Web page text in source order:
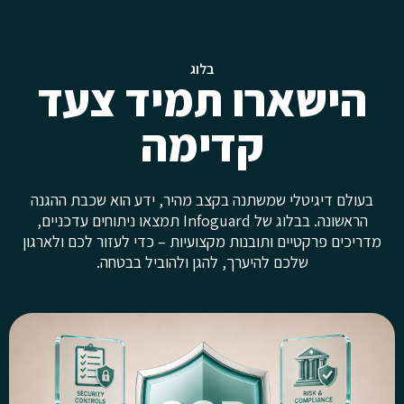
בלוג
הישארו תמיד צעד
קדימה
בעולם דיגיטלי שמשתנה בקצב מהיר, ידע הוא שכבת ההגנה
הראשונה. בבלוג של Infoguard תמצאו ניתוחים עדכניים,
מדריכים פרקטיים ותובנות מקצועיות – כדי לעזור לכם ולארגון
שלכם להיערך, להגן ולהוביל בבטחה.